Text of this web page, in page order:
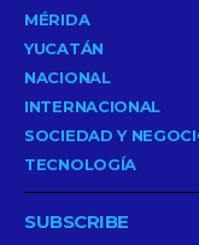
MÉRIDA
YUCATÁN
NACIONAL
INTERNACIONAL
SOCIEDAD Y
TECNOLOGÍA
SUBSCRIBE